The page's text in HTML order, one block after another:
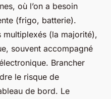
où l’on a besoin
(frigo, batterie).
multiplexés (la majorité),
souvent accompagné
Brancher
le risque de
de bord. Le